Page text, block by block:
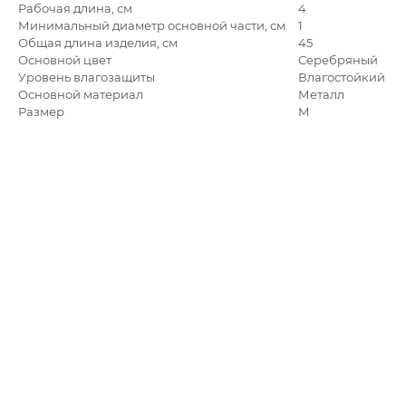
Рабочая длина, см
4
Минимальный диаметр основной части, см
1
Общая длина изделия, см
45
Основной цвет
Серебряный
Уровень влагозащиты
Влагостойкий
Основной материал
Металл
Размер
M